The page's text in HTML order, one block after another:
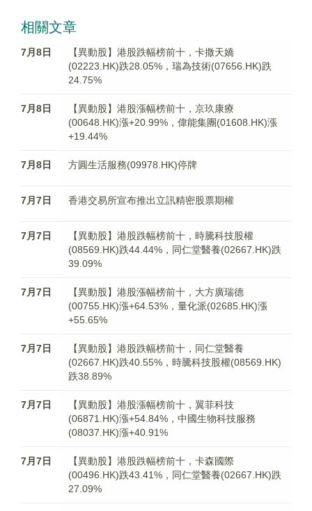
相關文章
7月8日
【異動股】港股跌幅榜前十，卡撒天嬌
(02223.HK)跌28.05%，瑞為技術(07656.HK)跌
24.75%
7月8日
【異動股】港股漲幅榜前十，京玖康療
(00648.HK)漲+20.99%，偉能集團(01608.HK)漲
+19.44%
7月8日 方圓生活服務(09978.HK)停牌
7月7日 香港交易所宣布推出立訊精密股票期權
7月7日
【異動股】港股跌幅榜前十，時騰科技股權
(08569.HK)跌44.44%，同仁堂醫養(02667.HK)跌
39.09%
7月7日
【異動股】港股漲幅榜前十，大方廣瑞德
(00755.HK)漲+64.53%，量化派(02685.HK)漲
+55.65%
7月7日
【異動股】港股跌幅榜前十，同仁堂醫養
(02667.HK)跌40.55%，時騰科技股權(08569.HK)
跌38.89%
7月7日
【異動股】港股漲幅榜前十，翼菲科技
(06871.HK)漲+54.84%，中國生物科技服務
(08037.HK)漲+40.91%
7月7日
【異動股】港股跌幅榜前十，卡森國際
(00496.HK)跌43.41%，同仁堂醫養(02667.HK)跌
27.09%